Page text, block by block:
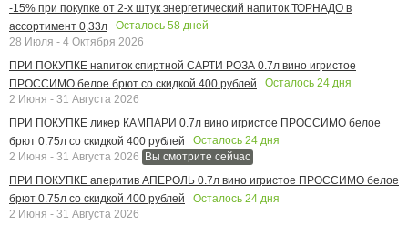
-15% при покупке от 2-х штук энергетический напиток ТОРНАДО в
ассортимент 0,33л
Осталось 58 дней
28 Июля - 4 Октября 2026
ПРИ ПОКУПКЕ напиток спиртной САРТИ РОЗА 0.7л вино игристое
ПРОССИМО белое брют со скидкой 400 рублей
Осталось 24 дня
2 Июня - 31 Августа 2026
ПРИ ПОКУПКЕ ликер КАМПАРИ 0.7л вино игристое ПРОССИМО белое
брют 0.75л со скидкой 400 рублей
Осталось 24 дня
2 Июня - 31 Августа 2026
Вы смотрите сейчас
ПРИ ПОКУПКЕ аперитив АПЕРОЛЬ 0.7л вино игристое ПРОССИМО белое
брют 0.75л со скидкой 400 рублей
Осталось 24 дня
2 Июня - 31 Августа 2026